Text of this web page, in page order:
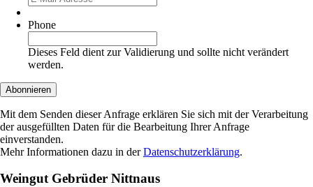
Phone
Dieses Feld dient zur Validierung und sollte nicht verändert
werden.
Abonnieren
Mit dem Senden dieser Anfrage erklären Sie sich mit der Verarbeitung
der ausgefüllten Daten für die Bearbeitung Ihrer Anfrage
einverstanden.
Mehr Informationen dazu in derDatenschutzerklärung.
Weingut Gebrüder Nittnaus